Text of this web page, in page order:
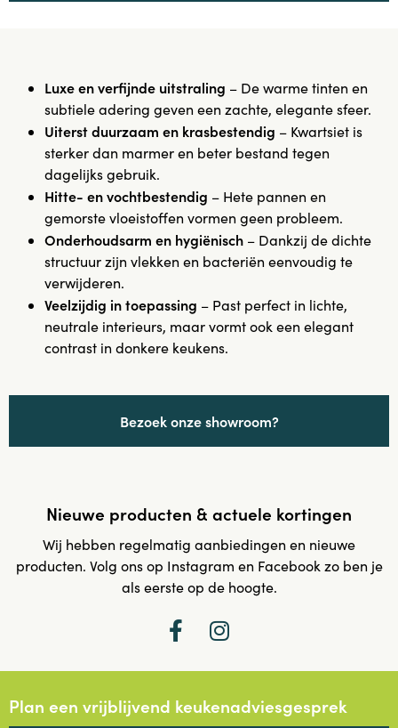
Luxe en verfijnde uitstraling – De warme tinten en
subtiele adering geven een zachte, elegante sfeer.
Uiterst duurzaam en krasbestendig – Kwartsiet is
sterker dan marmer en beter bestand tegen
dagelijks gebruik.
Hitte- en vochtbestendig – Hete pannen en
gemorste vloeistoffen vormen geen probleem.
Onderhoudsarm en hygiënisch – Dankzij de dichte
structuur zijn vlekken en bacteriën eenvoudig te
verwijderen.
Veelzijdig in toepassing – Past perfect in lichte,
neutrale interieurs, maar vormt ook een elegant
contrast in donkere keukens.
Bezoek onze showroom?
Nieuwe producten & actuele kortingen
Wij hebben regelmatig aanbiedingen en nieuwe
producten. Volg ons op Instagram en Facebook zo ben je
als eerste op de hoogte.
Plan een vrijblijvend keukenadviesgesprek